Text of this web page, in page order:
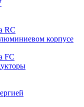
RC
корпусе
FC